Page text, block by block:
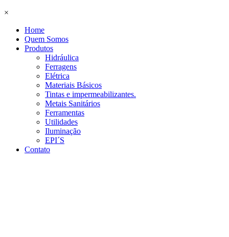
×
Home
Quem Somos
Produtos
Hidráulica
Ferragens
Elétrica
Materiais Básicos
Tintas e impermeabilizantes.
Metais Sanitários
Ferramentas
Utilidades
Iluminação
EPI´S
Contato